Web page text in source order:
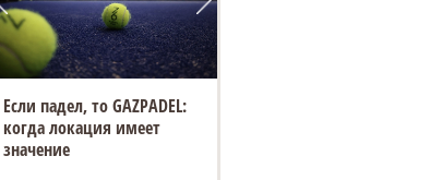
Если падел, то GAZPADEL:
когда локация имеет
значение